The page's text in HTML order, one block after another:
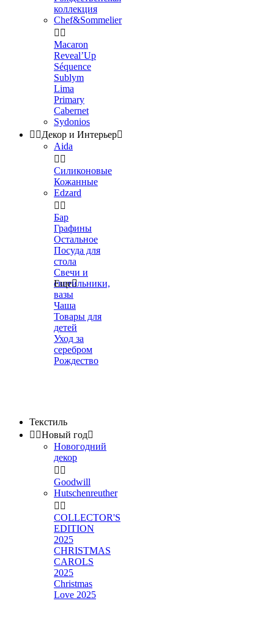
коллекция
Chef&Sommelier
 
Macaron
Reveal’Up
Séquence
Sublym
Lima
Primary
Cabernet
Sydonios
 Декор и Интерьер
Aida
 
Силиконовые
Кожанные
Edzard
 
Бар
Графины
Остальное
Посуда для
стола
Свечи и
светильники,
вазы
Чаша
Товары для
детей
Уход за
серебром
Рождество
Еще
Текстиль
 Новый год
Новогодний
декор
 
Goodwill
Hutschenreuther
 
COLLECTOR'S
EDITION
2025
CHRISTMAS
CAROLS
2025
Christmas
Love 2025